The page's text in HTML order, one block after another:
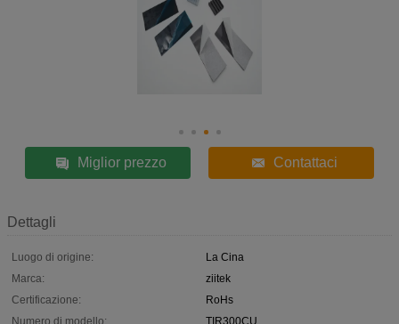
Miglior prezzo Contattaci
Dettagli
Luogo di origine:
La Cina
Marca:
ziitek
Certificazione:
RoHs
Numero di modello:
TIR300CU